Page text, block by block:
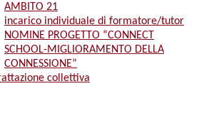
AMBITO 21
incarico individuale di formatore/tutor
NOMINE PROGETTO “CONNECT
SCHOOL-MIGLIORAMENTO DELLA
CONNESSIONE”
collettiva